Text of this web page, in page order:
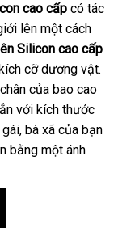
cao cấp có tác
lên một cách
Silicon cao cấp
cỡ dương vật.
siêu
thị
của bao cao
cung
cấp
với kích thước
gáigiá
sỉ
, bà xã tận
nơi
của bạn
bằng một ánh